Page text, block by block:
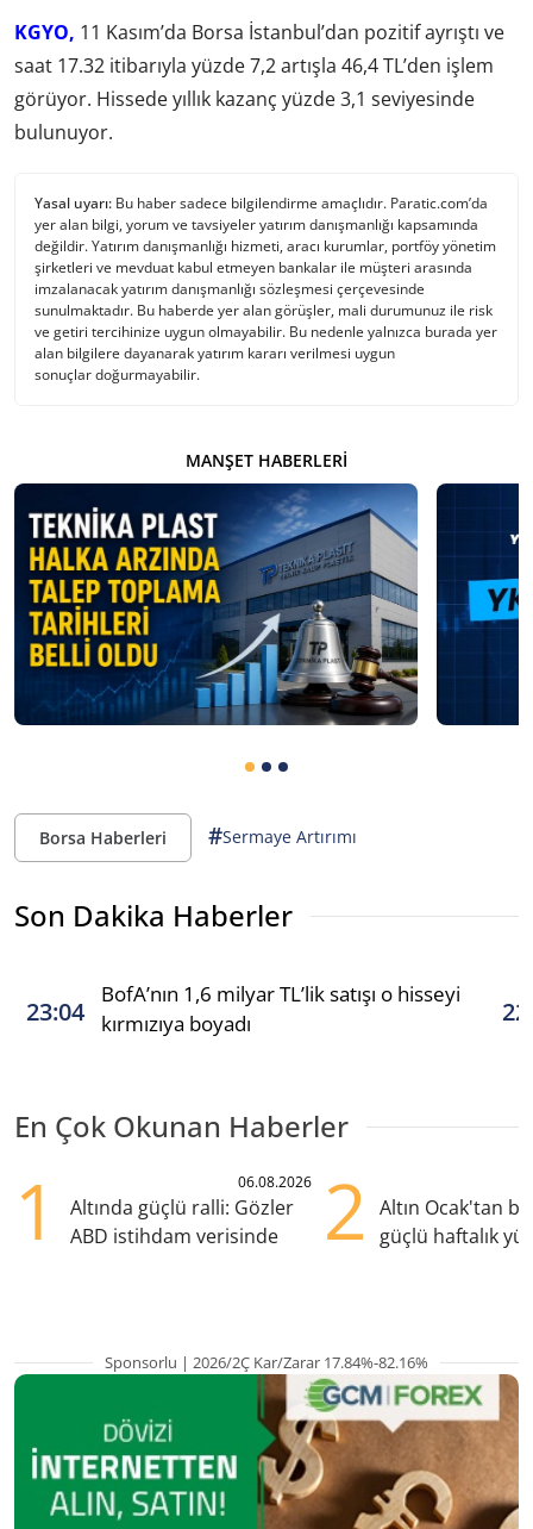
KGYO, 11 Kasım’da Borsa İstanbul’dan pozitif ayrıştı ve
saat 17.32 itibarıyla yüzde 7,2 artışla 46,4 TL’den işlem
görüyor. Hissede yıllık kazanç yüzde 3,1 seviyesinde
bulunuyor.
Yasal uyarı: Bu haber sadece bilgilendirme amaçlıdır. Paratic.com’da
yer alan bilgi, yorum ve tavsiyeler yatırım danışmanlığı kapsamında
değildir. Yatırım danışmanlığı hizmeti, aracı kurumlar, portföy yönetim
şirketleri ve mevduat kabul etmeyen bankalar ile müşteri arasında
imzalanacak yatırım danışmanlığı sözleşmesi çerçevesinde
sunulmaktadır. Bu haberde yer alan görüşler, mali durumunuz ile risk
ve getiri tercihinize uygun olmayabilir. Bu nedenle yalnızca burada yer
alan bilgilere dayanarak yatırım kararı verilmesi uygun
sonuçlar doğurmayabilir.
MANŞET HABERLERI
Borsa Haberleri #Sermaye Artırımı
Son Dakika Haberler
23:04
BofA’nın 1,6 milyar TL’lik satışı o hisseyi
kırmızıya boyadı
En Çok Okunan Haberler
1 06.08.2026
Altında güçlü ralli: Gözler
ABD istihdam verisinde
2
Altın Ocak'tan
güçlü haftalık
Sponsorlu | 2026/2Ç Kar/Zarar 17.84%-82.16%